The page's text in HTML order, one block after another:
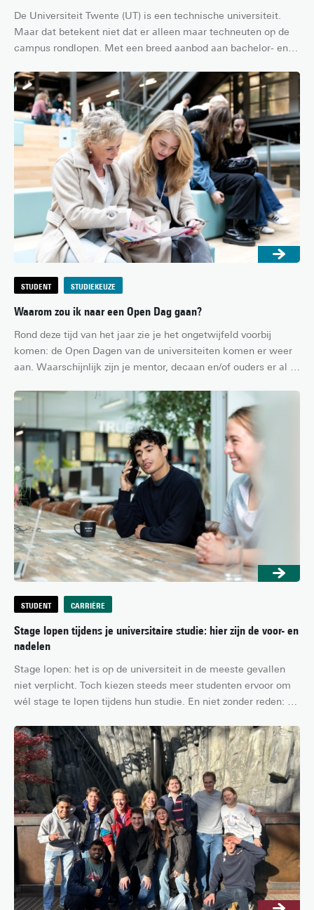
De Universiteit Twente (UT) is een technische universiteit.
Maar dat betekent niet dat er alleen maar techneuten op de
campus rondlopen. Met een breed aanbod aan bachelor- en
vind je aan de UT the best of both worlds. Je bouwt hier
bruggen tussen technologie en de maatschappij – of je nu
volledig in de wereld van tech wilt duiken of juist de
menselijke kant ervan wilt ontdekken. In dit artikel lees je
drie redenen waarom samenwerking tussen deze (schijnbare)
tegenpolen juist een slimme zet is!
STUDENT STUDIEKEUZE
Waarom zou ik naar een Open Dag gaan?
Rond deze tijd van het jaar zie je het ongetwijfeld voorbij
komen: de Open Dagen van de universiteiten komen er weer
aan. Waarschijnlijk zijn je mentor, decaan en/of ouders er al
is een goede manier om studies en universiteiten te
verkennen. Maar ja, het is vaak ook een eind reizen, en zo’n
dag duurt best lang… En alle uni’s hebben toch gewoon een
website? Klopt, maar in dit artikel vertellen we je waarom je
toch écht het beste een Open Dag kunt bezoeken!
STUDENT CARRIÈRE
Stage lopen tijdens je universitaire studie: hier zijn de voor- en
nadelen
Stage lopen: het is op de universiteit in de meeste gevallen
niet verplicht. Toch kiezen steeds meer studenten ervoor om
wél stage te lopen tijdens hun studie. En niet zonder reden:
benieuwd of een stage tijdens je studie bij jou past? In dit
artikel zetten we een aantal voor- en nadelen op een rijtje!